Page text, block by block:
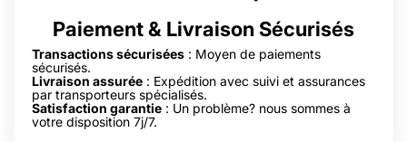
Paiement & Livraison Sécurisés
Transactions sécurisées : Moyen de paiements
sécurisés.
Livraison assurée : Expédition avec suivi et assurances
par transporteurs spécialisés.
Satisfaction garantie : Un problème? nous sommes à
votre disposition 7j/7.